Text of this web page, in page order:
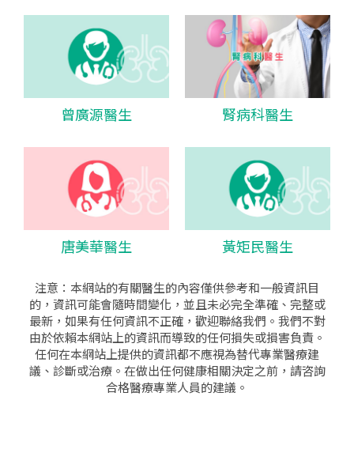
曾廣源醫生 腎病科醫生
唐美華醫生 黃矩民醫生
注意：本網站的有關醫生的內容僅供參考和一般資訊目
的，資訊可能會隨時間變化，並且未必完全準確、完整或
最新，如果有任何資訊不正確，歡迎聯絡我們。我們不對
由於依賴本網站上的資訊而導致的任何損失或損害負責。
任何在本網站上提供的資訊都不應視為替代專業醫療建
議、診斷或治療。在做出任何健康相關決定之前，請咨詢
合格醫療專業人員的建議。